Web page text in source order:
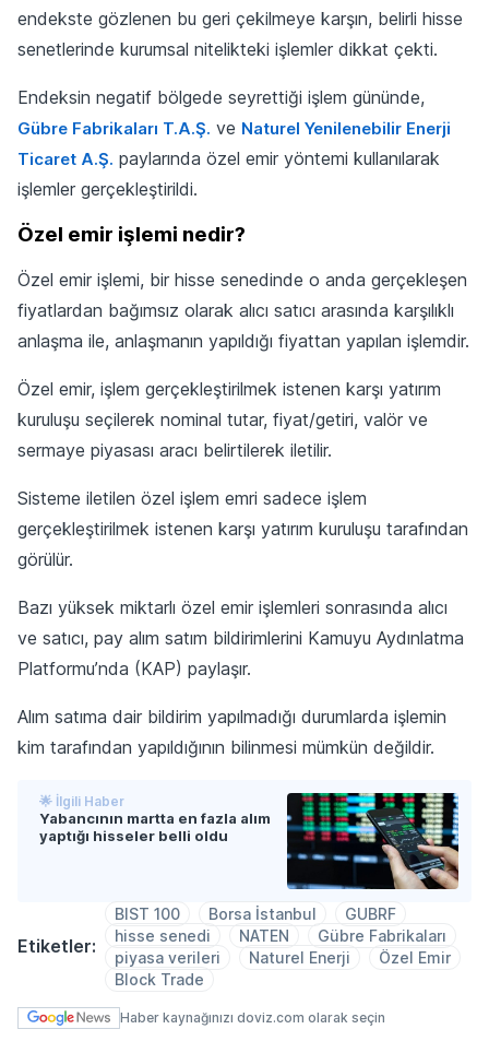
endekste gözlenen bu geri çekilmeye karşın, belirli hisse
senetlerinde kurumsal nitelikteki işlemler dikkat çekti.
Endeksin negatif bölgede seyrettiği işlem gününde,
Gübre Fabrikaları T.A.Ş. ve Naturel Yenilenebilir Enerji
Ticaret A.Ş. paylarında özel emir yöntemi kullanılarak
işlemler gerçekleştirildi.
Özel emir işlemi nedir?
Özel emir işlemi, bir hisse senedinde o anda gerçekleşen
fiyatlardan bağımsız olarak alıcı satıcı arasında karşılıklı
anlaşma ile, anlaşmanın yapıldığı fiyattan yapılan işlemdir.
Özel emir, işlem gerçekleştirilmek istenen karşı yatırım
kuruluşu seçilerek nominal tutar, fiyat/getiri, valör ve
sermaye piyasası aracı belirtilerek iletilir.
Sisteme iletilen özel işlem emri sadece işlem
gerçekleştirilmek istenen karşı yatırım kuruluşu tarafından
görülür.
Bazı yüksek miktarlı özel emir işlemleri sonrasında alıcı
ve satıcı, pay alım satım bildirimlerini Kamuyu Aydınlatma
Platformu’nda (KAP) paylaşır.
Alım satıma dair bildirim yapılmadığı durumlarda işlemin
kim tarafından yapıldığının bilinmesi mümkün değildir.
🌟 İlgili Haber
Yabancının martta en fazla alım
yaptığı hisseler belli oldu
Etiketler:
BIST 100 Borsa İstanbul
GUBRF
hisse senedi
NATEN
Gübre Fabrikaları
piyasa verileri
Naturel Enerji
Özel Emir
Block Trade
Haber kaynağınızı doviz.com olarak seçin